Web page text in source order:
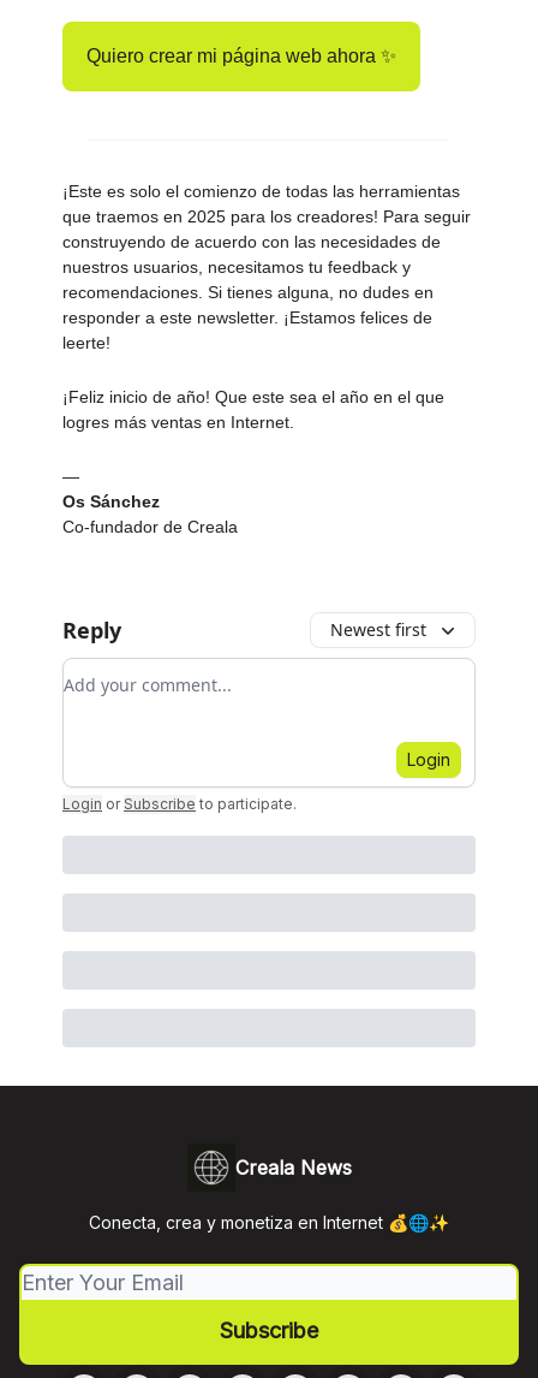
Quiero crear mi página web ahora ✨
¡Este es solo el comienzo de todas las herramientas
que traemos en 2025 para los creadores! Para seguir
construyendo de acuerdo con las necesidades de
nuestros usuarios, necesitamos tu feedback y
recomendaciones. Si tienes alguna, no dudes en
responder a este newsletter. ¡Estamos felices de
leerte!
¡Feliz inicio de año! Que este sea el año en el que
logres más ventas en Internet.
—
Os Sánchez
Co-fundador de Creala
Reply Newest first
Add your comment
Login
Login or Subscribe to participate.
Creala News
Conecta, crea y monetiza en Internet 💰🌐✨